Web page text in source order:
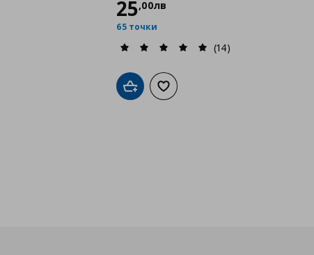
25,00лв
65 точки
(14)
Добави в кошницата
Добави към списъка с любими